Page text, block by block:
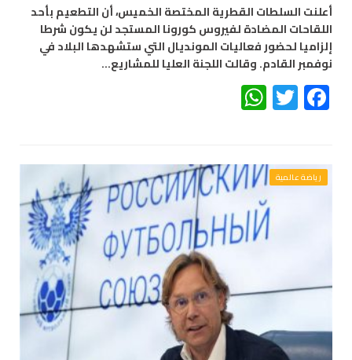
أعلنت السلطات القطرية المختصة الخميس، أن التطعيم بأحد
اللقاحات المضادة لفيروس كورونا المستجد لن يكون شرطا
إلزاميا لحضور فعاليات المونديال التي ستشهدها البلاد في
نوفمبر القادم. وقالت اللجنة العليا للمشاريع…
Facebook
Twitter
رياضة عالمية